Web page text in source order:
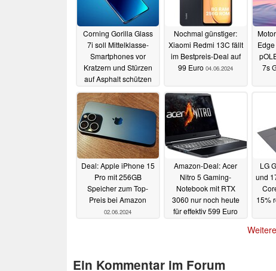
Corning Gorilla Glass
7i soll Mittelklasse-
Smartphones vor
Kratzern und Stürzen
auf Asphalt schützen
04.06.2024
Nochmal günstiger:
Xiaomi Redmi 13C fällt
im Bestpreis-Deal auf
99 Euro 04.06.2024
7s
Deal: Apple iPhone 15
Pro mit 256GB
Speicher zum Top-
Preis bei Amazon
02.06.2024
Amazon-Deal: Acer
Nitro 5 Gaming-
Notebook mit RTX
3060 nur noch heute
für effektiv 599 Euro
LG
und
15%
Ein Kommentar im Forum